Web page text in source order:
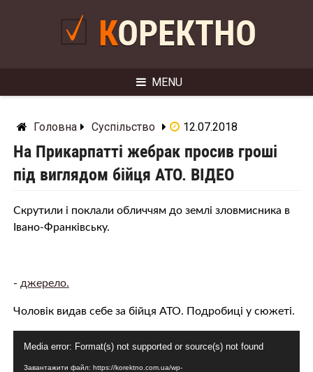
КОРЕКТНО
MENU
Головна Суспільство 12.07.2018
На Прикарпатті жебрак просив гроші
під виглядом бійця АТО. ВІДЕО
Скрутили і поклали обличчям до землі зловмисника в
Івано-Франківську.
- джерело.
Чоловік видав себе за бійця АТО. Подробиці у сюжеті.
Media error: Format(s) not supported or source(s) not found
Завантажити файл: https://korektno.com.ua/wp-